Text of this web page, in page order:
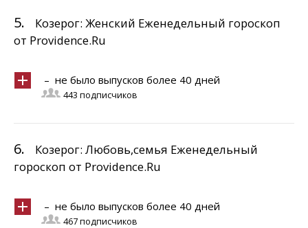
5.
Козерог: Женский Еженедельный гороскоп
от Providence.Ru
– не было выпусков более 40 дней
443 подписчиков
6.
Козерог: Любовь,семья Еженедельный
гороскоп от Providence.Ru
– не было выпусков более 40 дней
467 подписчиков